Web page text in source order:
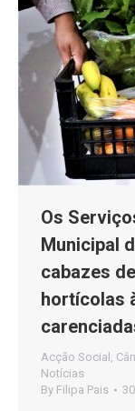
Os
Municipal
cabazes
hortícolas
Acção Social ,
Notícias
By Filipa Pais